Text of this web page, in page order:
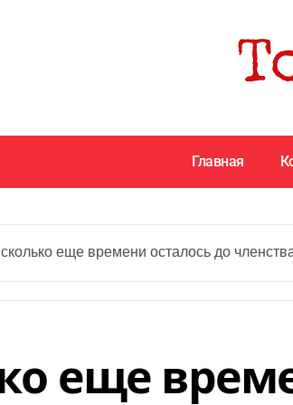
Главная
сколько еще времени осталось до
еще